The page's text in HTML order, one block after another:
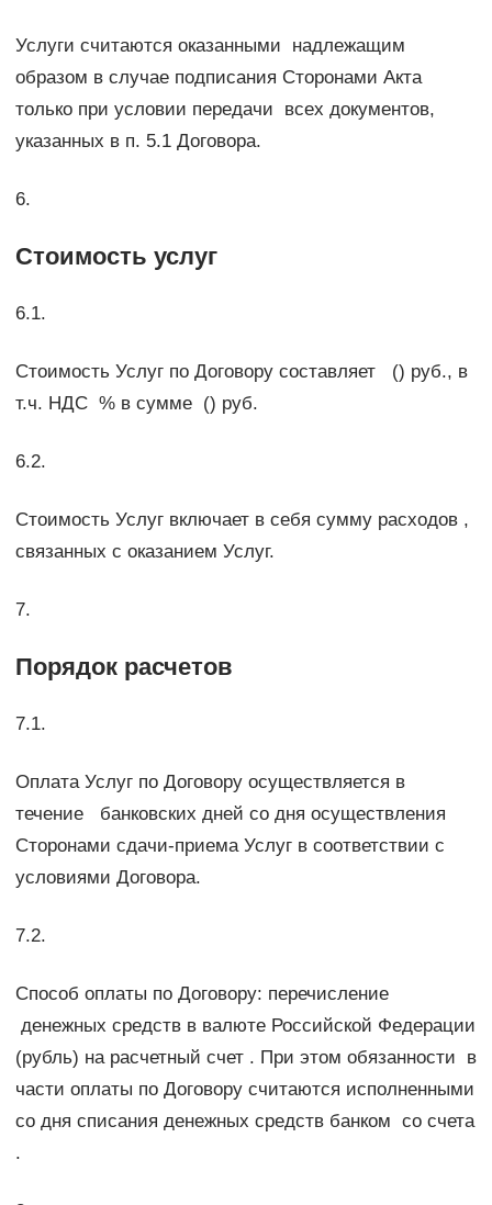
Услуги считаются оказанными надлежащим
образом в случае подписания Сторонами Акта
только при условии передачи всех документов,
указанных в п. 5.1 Договора.
6.
Стоимость услуг
6.1.
Стоимость Услуг по Договору составляет () руб., в
т.ч. НДС % в сумме () руб.
6.2.
Стоимость Услуг включает в себя сумму расходов ,
связанных с оказанием Услуг.
7.
Порядок расчетов
7.1.
Оплата Услуг по Договору осуществляется в
течение банковских дней со дня осуществления
Сторонами сдачи-приема Услуг в соответствии с
условиями Договора.
7.2.
Способ оплаты по Договору: перечисление
денежных средств в валюте Российской Федерации
(рубль) на расчетный счет . При этом обязанности в
части оплаты по Договору считаются исполненными
со дня списания денежных средств банком со счета
.